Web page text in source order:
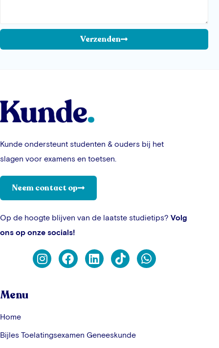
Verzenden
Kunde ondersteunt studenten & ouders bij het
slagen voor examens en toetsen.
Neem contact op
Op de hoogte blijven van de laatste studietips? Volg
ons op onze socials!
Menu
Home
Bijles Toelatingsexamen Geneeskunde